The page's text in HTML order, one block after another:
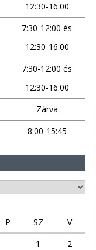
12:30-16:00
7:30-12:00 és
12:30-16:00
7:30-12:00 és
12:30-16:00
Zárva
8:00-15:45
P SZ
V
1
2